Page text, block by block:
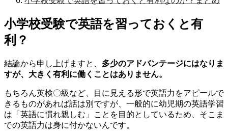
小学校受験で英語を習っておくと有
利？
結論から申し上げますと、 多少のアドバンテージにはなりま
すが、大きく有利に働くことはありません。
もちろん英検〇級など、目に見える形で英語力をアピールで
きるものがあれば話は別ですが、一般的に幼児期の英語学習
は「英語に慣れ親しむ」ことを目的としているため、そこま
での英語力は身に付かないんです。